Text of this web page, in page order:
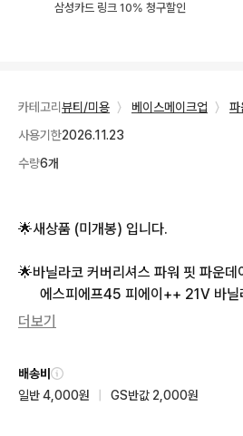
삼성카드 링크 10% 청구할인
카테고리 뷰티/미용 〉 베이스메이크업 〉
파
사용기한2026.11.23
수량6개
🌟새상품 (미개봉) 입니다.
🌟바닐라코 커버리셔스 파워 핏 파운데
에스피에프45 피에이++ 21V 바닐
🌟샵에 있는 다른 제품과 함께 구입하길
에 담으시고 한번에 결제 하세요.
더보기
배송비
일반 4,000원
GS반값 2,000원